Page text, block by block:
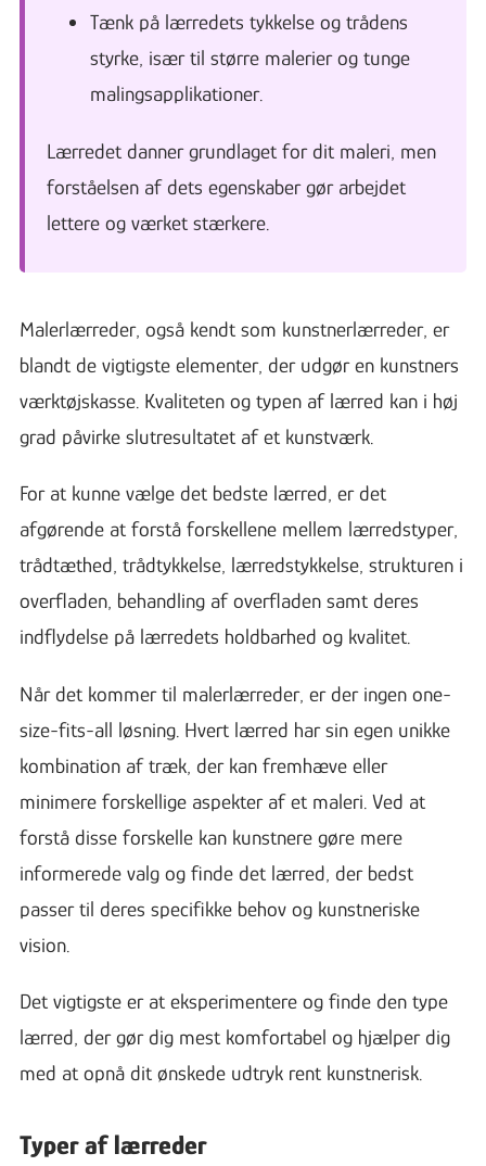
Tænk på lærredets tykkelse og trådens
styrke, især til større malerier og tunge
malingsapplikationer.
Lærredet danner grundlaget for dit maleri, men
forståelsen af dets egenskaber gør arbejdet
lettere og værket stærkere.
Malerlærreder, også kendt som kunstnerlærreder, er
blandt de vigtigste elementer, der udgør en kunstners
værktøjskasse. Kvaliteten og typen af lærred kan i høj
grad påvirke slutresultatet af et kunstværk.
For at kunne vælge det bedste lærred, er det
afgørende at forstå forskellene mellem lærredstyper,
trådtæthed, trådtykkelse, lærredstykkelse, strukturen i
overfladen, behandling af overfladen samt deres
indflydelse på lærredets holdbarhed og kvalitet.
Når det kommer til malerlærreder, er der ingen one-
size-fits-all løsning. Hvert lærred har sin egen unikke
kombination af træk, der kan fremhæve eller
minimere forskellige aspekter af et maleri. Ved at
forstå disse forskelle kan kunstnere gøre mere
informerede valg og finde det lærred, der bedst
passer til deres specifikke behov og kunstneriske
vision.
Det vigtigste er at eksperimentere og finde den type
lærred, der gør dig mest komfortabel og hjælper dig
med at opnå dit ønskede udtryk rent kunstnerisk.
Typer af lærreder